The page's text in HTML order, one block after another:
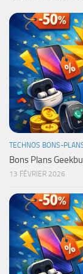
TECHNOS BONS-
Bons Plans
13 FÉVRIER 2026